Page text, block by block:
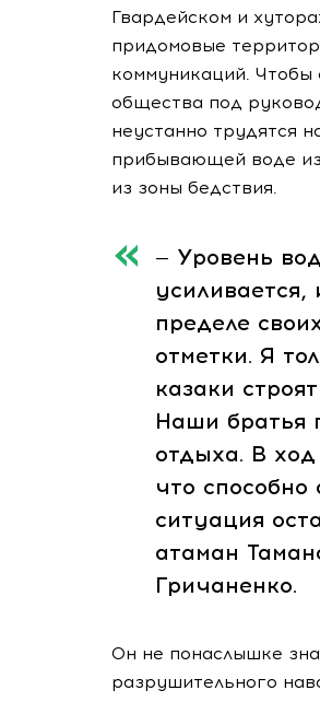
Гвардейском и
придомовые
коммуникаций. Чтобы
общества под
неустанно трудятся
прибывающей воде
из зоны бедствия.
— Уровень
пределе
отметки. Я
казаки
Наши братья
отдыха. В
что
ситуация
атаман
Гричаненко.
Он не понаслышке
разрушительного